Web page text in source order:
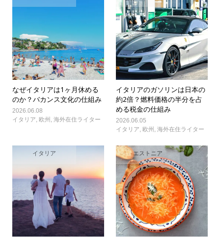
なぜイタリアは1ヶ月休める
のか？バカンス文化の仕組み
2026.06.08
イタリア 欧州 海外在住ライター
イタリアのガソリンは日本の
約2倍？燃料価格の半分を占
める税金の仕組み
2026.06.05
イタリア ,欧州 ,海外在住ライター
イタリア エストニア